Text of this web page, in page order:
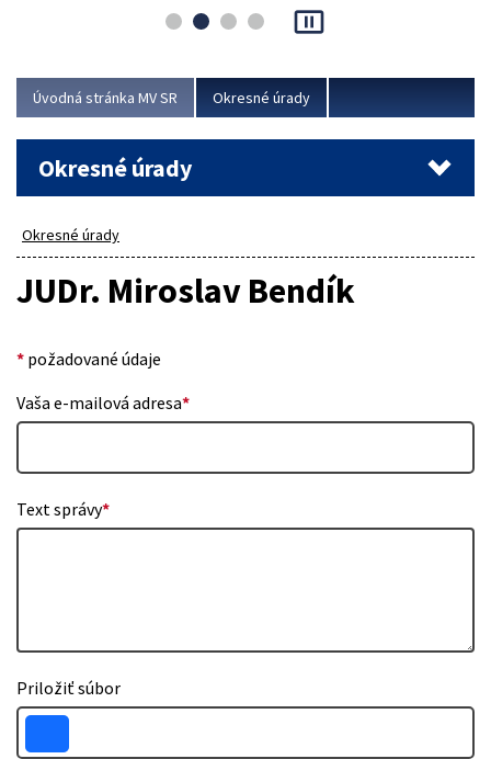
asociácie poisťovní (SLASPO) a Ministerstva vnútra SR.
Viac
pause_presentation
Úvodná stránka MV SR Okresné úrady
Okresné úrady
Okresné úrady
JUDr. Miroslav Bendík
* požadované údaje
Vaša e-mailová adresa*
Text správy*
Priložiť súbor